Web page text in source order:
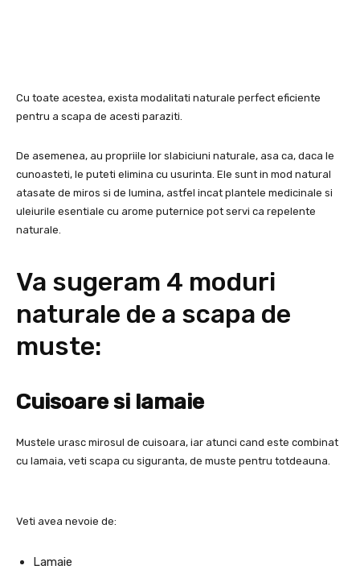
Cu toate acestea, exista modalitati naturale perfect eficiente
pentru a scapa de acesti paraziti.
De asemenea, au propriile lor slabiciuni naturale, asa ca, daca le
cunoasteti, le puteti elimina cu usurinta. Ele sunt in mod natural
atasate de miros si de lumina, astfel incat plantele medicinale si
uleiurile esentiale cu arome puternice pot servi ca repelente
naturale.
Va sugeram 4 moduri
naturale de a scapa de
muste:
Cuisoare si lamaie
Mustele urasc mirosul de cuisoara, iar atunci cand este combinat
cu lamaia, veti scapa cu siguranta, de muste pentru totdeauna.
Veti avea nevoie de:
Lamaie